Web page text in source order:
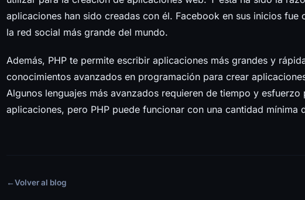
aplicaciones han sido creadas con él. Facebook en sus inicios fue
la red social más grande del mundo.
Además, PHP te permite escribir aplicaciones más grandes y
conocimientos avanzados en programación para crear
Algunos lenguajes más avanzados requieren de tiempo y esfuerzo
aplicaciones, pero PHP puede funcionar con una cantidad mínima
←Volver al blog